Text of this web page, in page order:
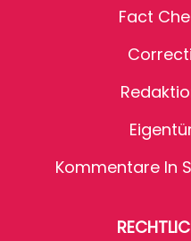
Fact
Kommentare In